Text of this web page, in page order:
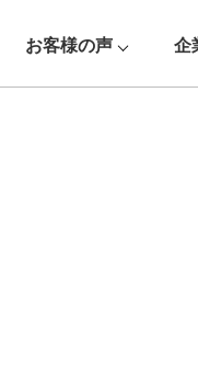
お客様の声 企